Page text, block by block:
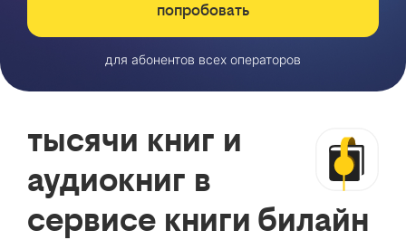
попробовать
для абонентов всех операторов
тысячи книг и
аудиокниг в
сервисе книги билайн